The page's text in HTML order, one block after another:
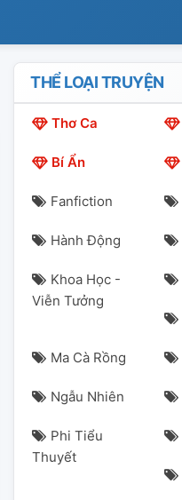
THỂ LOẠI TRUYỆN
Thơ Ca
Bí Ẩn
Fanfiction
Hành Động
Khoa Học -
Viễn Tưởng
Ma Cà Rồng
Ngẫu Nhiên
Phi Tiểu
Thuyết